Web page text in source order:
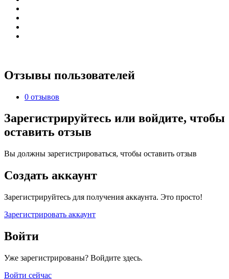
Отзывы пользователей
0 отзывов
Зарегистрируйтесь или войдите, чтобы
оставить отзыв
Вы должны зарегистрироваться, чтобы оставить отзыв
Создать аккаунт
Зарегистрируйтесь для получения аккаунта. Это просто!
Зарегистрировать аккаунт
Войти
Уже зарегистрированы? Войдите здесь.
Войти сейчас